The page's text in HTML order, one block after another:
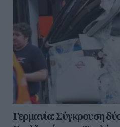
Γερμανία: Σύγκρουση